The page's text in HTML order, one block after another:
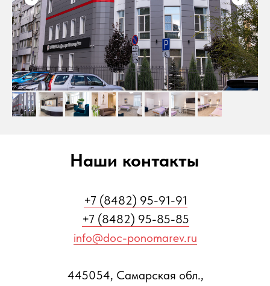
+7 (8482) 95-91-91
+7 (8482) 95-85-85
info@doc-ponomarev.ru
445054, Самарская обл.,
Наши контакты